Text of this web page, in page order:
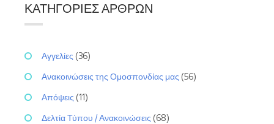
ΚΑΤΗΓΟΡΊΕΣ ΆΡΘΡΩΝ
Αγγελίες (36)
Ανακοινώσεις της Ομοσπονδίας μας (56)
Απόψεις (11)
Δελτία Τύπου / Ανακοινώσεις (68)